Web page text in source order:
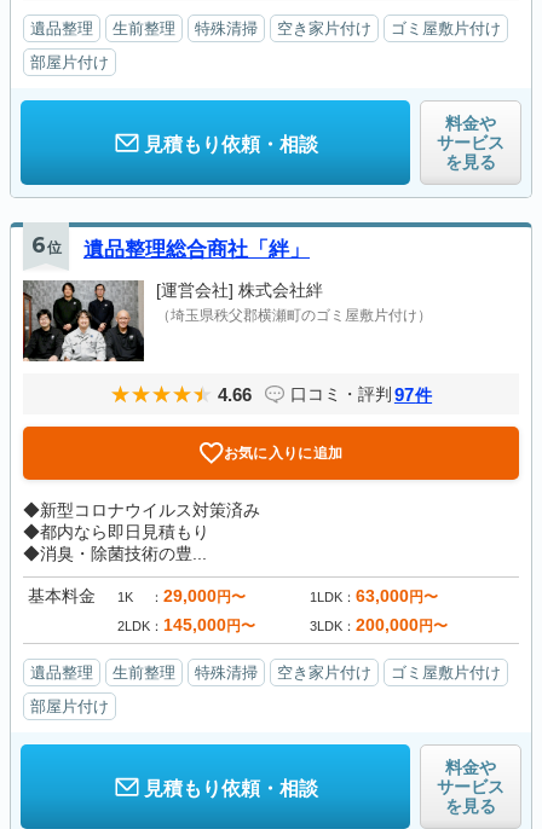
遺品整理 生前整理 特殊清掃 空き家片付け
ゴミ屋敷片付け
部屋片付け
見積もり依頼・相談
料金や
サービス
を見る
6位 遺品整理総合商社「絆」
[運営会社] 株式会社絆
（埼玉県秩父郡横瀬町のゴミ屋敷片付け）
4.66 口コミ・評判 97件
お気に入りに追加
◆新型コロナウイルス対策済み
◆都内なら即日見積もり
◆消臭・除菌技術の豊...
基本料金 1K 29,000円〜 1LDK 63,000円〜
2LDK 145,000円〜 3LDK 200,000円〜
遺品整理 生前整理 特殊清掃 空き家片付け
ゴミ屋敷片付け
部屋片付け
見積もり依頼・相談
料金や
サービス
を見る